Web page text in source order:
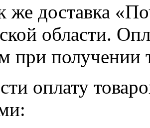
доставка
области.
при получении
оплату